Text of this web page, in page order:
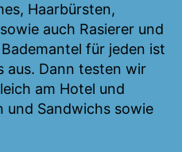
Haarbürsten,
auch Rasierer und
für jeden ist
aus. Dann testen wir
am Hotel und
und Sandwichs sowie